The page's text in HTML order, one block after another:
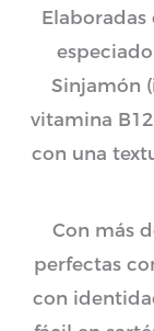
Sinjamón
vitamina
con una
Con más
perfectas
con